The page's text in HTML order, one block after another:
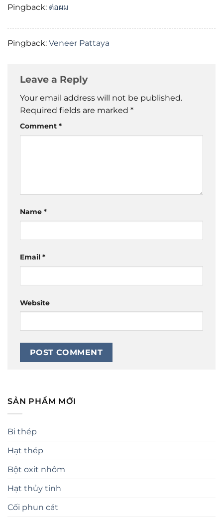
Pingback: ต่อผม
Pingback: Veneer Pattaya
Leave a Reply
Your email address will not be published.
Required fields are marked *
Comment *
Name *
Email *
Website
SẢN PHẨM MỚI
Bi thép
Hạt thép
Bột oxit nhôm
Hạt thủy tinh
Cối phun cát